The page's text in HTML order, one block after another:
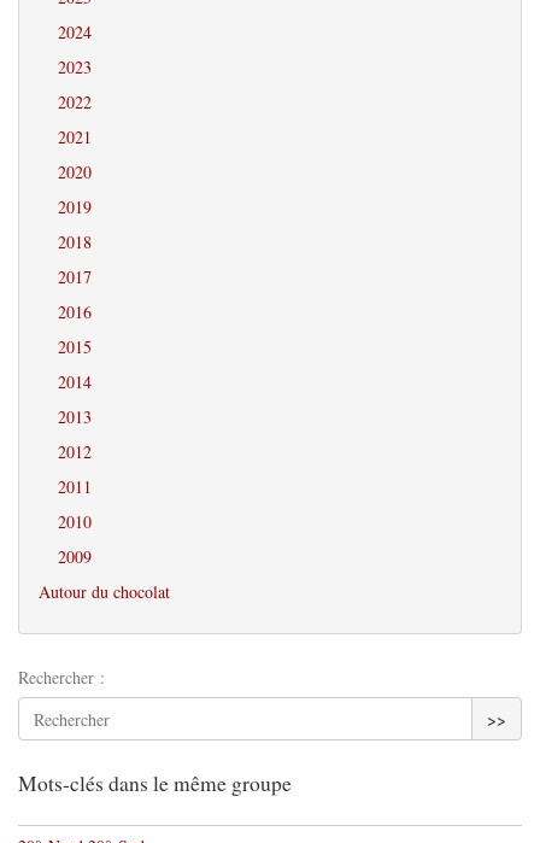
2024
2023
2022
2021
2020
2019
2018
2017
2016
2015
2014
2013
2012
2011
2010
2009
Autour du chocolat
Rechercher :
>>
Mots-clés dans le même groupe